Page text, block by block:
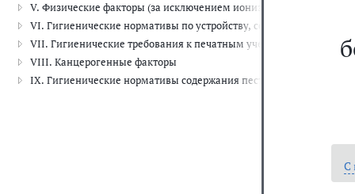
V. Физические факторы (за исключением ионизирующего
VI. Гигиенические нормативы по устройству, содержанию и
VII. Гигиенические требования к печатным учебным изданиям
VIII. Канцерогенные факторы
IX. Гигиенические нормативы содержания пестицидов в
С